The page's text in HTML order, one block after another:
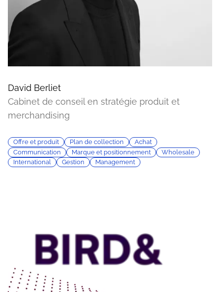
David Berliet
Cabinet de conseil en stratégie produit et
merchandising
Offre et produit Plan de collection
Achat
Communication
Marque et positionnement
Wholesale
International
Gestion Management